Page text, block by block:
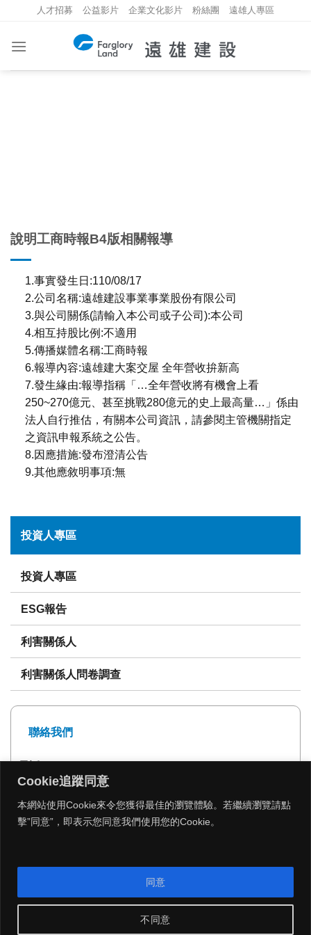
Cookie追蹤同意
本網站使用Cookie來令您獲得最佳的瀏覽體驗。若繼續瀏覽請點
擊”同意”，即表示您同意我們使用您的Cookie。
不同意
同意
content
人才招募 公益影片 企業文化影片 粉絲團 遠雄人專區
投資人專區
投資人專區
ESG報告
利害關係人
利害關係人問卷調查
聯絡我們
電話: 02-27239999
傳真: 02-27293399
說明工商時報B4版相關報導
1.事實發生日:110/08/17
2.公司名稱:遠雄建設事業事業股份有限公司
3.與公司關係(請輸入本公司或子公司):本公司
4.相互持股比例:不適用
5.傳播媒體名稱:工商時報
6.報導內容:遠雄建大案交屋 全年營收拚新高
7.發生緣由:報導指稱「…全年營收將有機會上看
250~270億元、甚至挑戰280億元的史上最高量…」係由
法人自行推估，有關本公司資訊，請參閱主管機關指定
之資訊申報系統之公告。
8.因應措施:發布澄清公告
9.其他應敘明事項:無
MENU
網頁設計公司：振作雲科技